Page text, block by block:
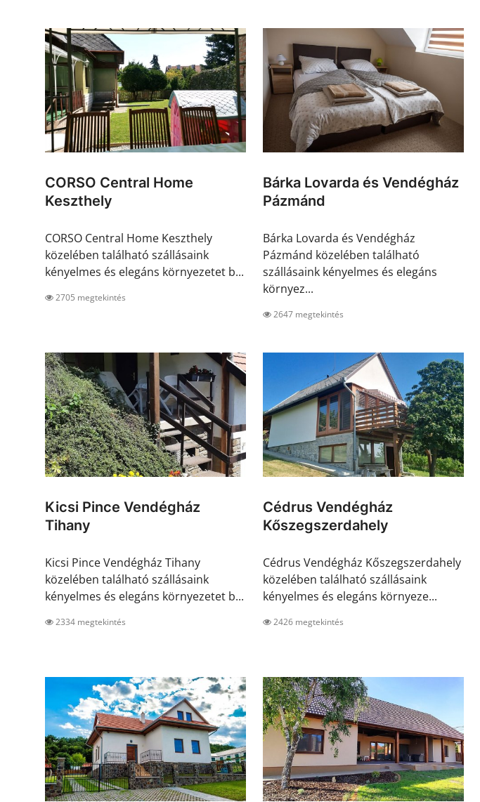
CORSO Central Home
Keszthely
CORSO Central Home Keszthely
közelében található szállásaink
kényelmes és elegáns környezetet b...
2705 megtekintés
Bárka Lovarda és Vendégház
Pázmánd
Bárka Lovarda és Vendégház
Pázmánd közelében található
szállásaink kényelmes és elegáns
környez...
2647 megtekintés
Kicsi Pince Vendégház
Tihany
Kicsi Pince Vendégház Tihany
közelében található szállásaink
kényelmes és elegáns környezetet b...
2334 megtekintés
Cédrus Vendégház
Kőszegszerdahely
Cédrus Vendégház Kőszegszerdahely
közelében található szállásaink
kényelmes és elegáns környeze...
2426 megtekintés